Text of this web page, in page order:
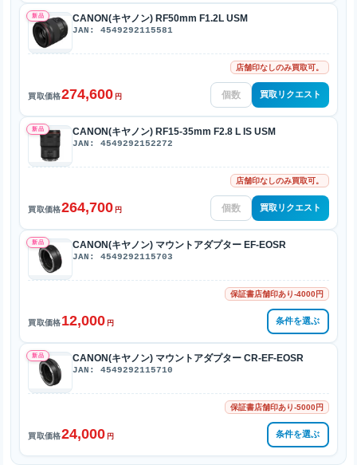
新品 CANON(キヤノン) RF50mm F1.2L USM
JAN: 4549292115581
店舗印なしのみ買取可。
買取価格274,600 円 買取リクエスト
新品 CANON(キヤノン) RF15-35mm F2.8 L IS USM
JAN: 4549292152272
店舗印なしのみ買取可。
買取価格264,700 円 買取リクエスト
新品 CANON(キヤノン) マウントアダプター EF-EOSR
JAN: 4549292115703
保証書店舗印あり-4000円
買取価格12,000 円 条件を選ぶ
新品 CANON(キヤノン) マウントアダプター CR-EF-EOSR
JAN: 4549292115710
保証書店舗印あり-5000円
買取価格24,000 円 条件を選ぶ